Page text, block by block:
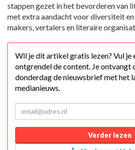
stappen gezet in het bevorderen van
met extra aandacht voor diversiteit
makers, vertalers en literaire
Wil je dit artikel gratis lezen? Vul je
ontgrendel de content. Je ontvangt
donderdag de nieuwsbrief met het
medianieuws.
Verder lezen